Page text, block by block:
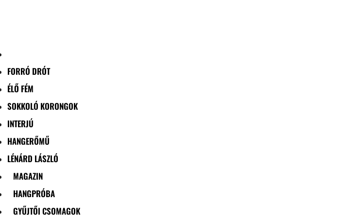
FORRÓ DRÓT
ÉLŐ FÉM
SOKKOLÓ KORONGOK
INTERJÚ
HANGERŐMŰ
LÉNÁRD LÁSZLÓ
MAGAZIN
HANGPRÓBA
GYŰJTŐI CSOMAGOK